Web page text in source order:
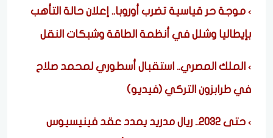
موجة حر قياسية تضرب أوروبا.. إعلان حالة التأهب
بإيطاليا وشلل في أنظمة الطاقة وشبكات النقل
الملك المصري.. استقبال أسطوري لمحمد صلاح
في طرابزون التركي (فيديو)
حتى 2032.. ريال مدريد يمدد عقد فينيسيوس